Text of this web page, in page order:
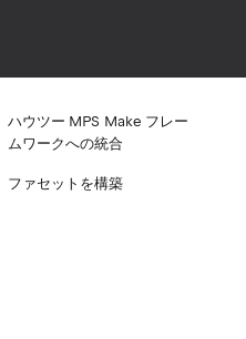
ハウツー MPS Make フレー
ムワークへの統合
ファセットを構築